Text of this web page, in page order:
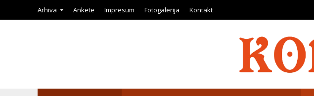
Arhiva Ankete Impresum Fotogalerija Kontakt